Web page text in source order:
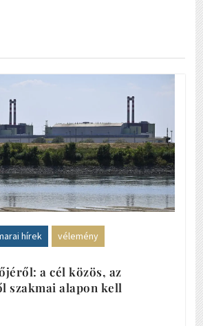
hírek vélemény
a cél közös, az
szakmai alapon kell